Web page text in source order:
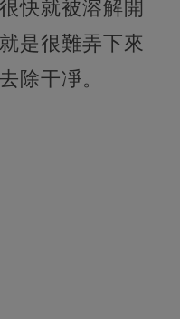
快就被溶解開
是很難弄下來
除干凈。